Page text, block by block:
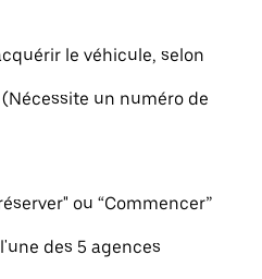
le véhicule, selon
un numéro de
ou “Commencer”
des 5 agences